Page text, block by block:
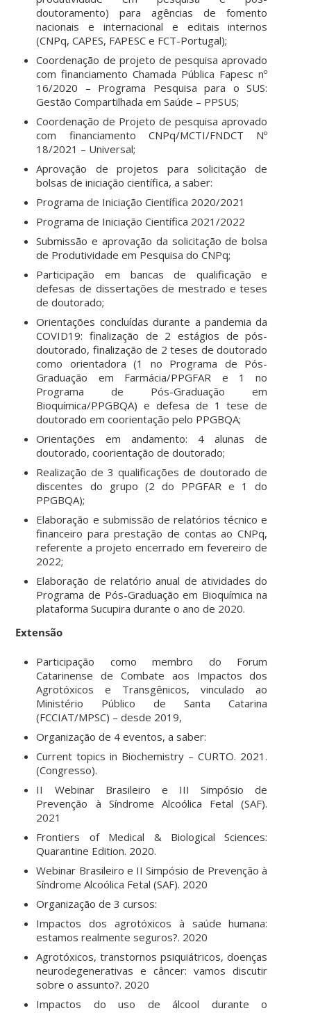
doutoramento) para agências de fomento
nacionais e internacional e editais internos
(CNPq, CAPES, FAPESC e FCT-Portugal);
Coordenação de projeto de pesquisa aprovado
com financiamento Chamada Pública Fapesc nº
16/2020 – Programa Pesquisa para o SUS:
Gestão Compartilhada em Saúde – PPSUS;
Coordenação de Projeto de pesquisa aprovado
com financiamento CNPq/MCTI/FNDCT Nº
18/2021 – Universal;
Aprovação de projetos para solicitação de
bolsas de iniciação científica, a saber:
Programa de Iniciação Científica 2020/2021
Programa de Iniciação Científica 2021/2022
Submissão e aprovação da solicitação de bolsa
de Produtividade em Pesquisa do CNPq;
Participação em bancas de qualificação e
defesas de dissertações de mestrado e teses
de doutorado;
Orientações concluídas durante a pandemia da
COVID19: finalização de 2 estágios de pós-
doutorado, finalização de 2 teses de doutorado
como orientadora (1 no Programa de Pós-
Graduação em Farmácia/PPGFAR e 1 no
Programa de Pós-Graduação em
Bioquímica/PPGBQA) e defesa de 1 tese de
doutorado em coorientação pelo PPGBQA;
Orientações em andamento: 4 alunas de
doutorado, coorientação de doutorado;
Realização de 3 qualificações de doutorado de
discentes do grupo (2 do PPGFAR e 1 do
PPGBQA);
Elaboração e submissão de relatórios técnico e
financeiro para prestação de contas ao CNPq,
referente a projeto encerrado em fevereiro de
2022;
Elaboração de relatório anual de atividades do
Programa de Pós-Graduação em Bioquímica na
plataforma Sucupira durante o ano de 2020.
Extensão
Participação como membro do Forum
Catarinense de Combate aos Impactos dos
Agrotóxicos e Transgênicos, vinculado ao
Ministério Público de Santa Catarina
(FCCIAT/MPSC) – desde 2019,
Organização de 4 eventos, a saber:
Current topics in Biochemistry – CURTO. 2021.
(Congresso).
II Webinar Brasileiro e III Simpósio de
Prevenção à Síndrome Alcoólica Fetal (SAF).
2021
Frontiers of Medical & Biological Sciences:
Quarantine Edition. 2020.
Webinar Brasileiro e II Simpósio de Prevenção à
Síndrome Alcoólica Fetal (SAF). 2020
Organização de 3 cursos:
Impactos dos agrotóxicos à saúde humana:
estamos realmente seguros?. 2020
Agrotóxicos, transtornos psiquiátricos, doenças
neurodegenerativas e câncer: vamos discutir
sobre o assunto?. 2020
Impactos do uso de álcool durante o